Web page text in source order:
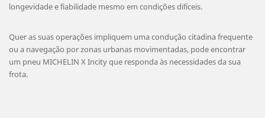
longevidade e fiabilidade mesmo em condições difíceis.
Quer as suas operações impliquem uma condução citadina frequente
ou a navegação por zonas urbanas movimentadas, pode encontrar
um pneu MICHELIN X Incity que responda às necessidades da sua
frota.